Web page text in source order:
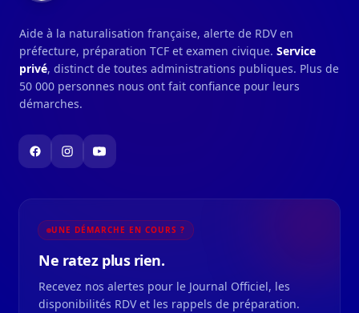
Aide à la naturalisation française, alerte de RDV en
préfecture, préparation TCF et examen civique. Service
privé, distinct de toutes administrations publiques. Plus de
50 000 personnes nous ont fait confiance pour leurs
démarches.
UNE DÉMARCHE EN COURS ?
Ne ratez plus rien.
Recevez nos alertes pour le Journal Officiel, les
disponibilités RDV et les rappels de préparation.